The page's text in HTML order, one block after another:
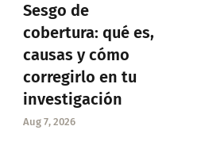
Sesgo de
cobertura: qué es,
causas y cómo
corregirlo en tu
investigación
Aug 7, 2026